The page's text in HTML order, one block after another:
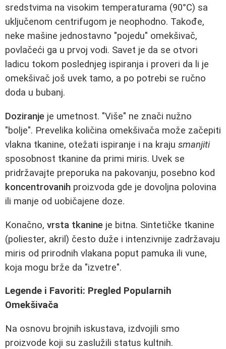
sredstvima na visokim temperaturama (90°C) sa
uključenom centrifugom je neophodno. Takođe,
neke mašine jednostavno "pojedu" omekšivač,
povlačeći ga u prvoj vodi. Savet je da se otvori
ladicu tokom poslednjeg ispiranja i proveri da li je
omekšivač još uvek tamo, a po potrebi se ručno
doda u bubanj.
Doziranje je umetnost. "Više" ne znači nužno
"bolje". Prevelika količina omekšivača može začepiti
vlakna tkanine, otežati ispiranje i na kraju smanjiti
sposobnost tkanine da primi miris. Uvek se
pridržavajte preporuka na pakovanju, posebno kod
koncentrovanih proizvoda gde je dovoljna polovina
ili manje od uobičajene doze.
Konačno, vrsta tkanine je bitna. Sintetičke tkanine
(poliester, akril) često duže i intenzivnije zadržavaju
miris od prirodnih vlakana poput pamuka ili vune,
koja mogu brže da "izvetre".
Legende i Favoriti: Pregled Popularnih
Omekšivača
Na osnovu brojnih iskustava, izdvojili smo
proizvode koji su zaslužili status kultnih.